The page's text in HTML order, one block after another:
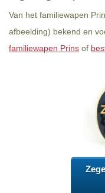
Van het familiewapen
afbeelding) bekend en
familiewapen Prins of